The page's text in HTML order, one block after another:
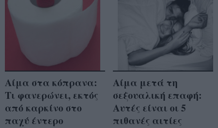
Αίμα στα κόπρανα:
Τι φανερώνει, εκτός
από καρκίνο στο
παχύ έντερο
Αίμα μετά τη
σεξουαλική επαφή:
Αυτές είναι οι 5
πιθανές αιτίες